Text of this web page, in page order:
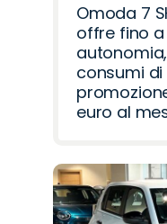
Omoda 7
offre fino a
consumi di
euro al